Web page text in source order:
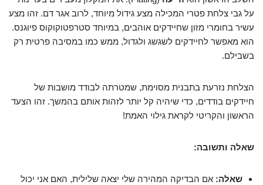
על גבי צלחת פטרי המכילה מצע גידול מיוחד, לרוב אגר דם. זהו מצע
עשיר בחומרי מזון שחיידקים אוהבים, במיוחד סטרפטוקוקוס פיוגנס.
הוא מאפשר לחיידקים לשגשג ולגדול, ממש כמו במסיבה פרטית רק
בשבילם.
הצלחת נזרעת בתבנית מסוימת, שמטרתה לבודד מושבות של
חיידקים בודדים, כדי שיהיה קל יותר לזהות אותם בהמשך. זהו הצעד
הראשון והקריטי לקראת גילוי האמת!
שאלה ותשובה:
שאלה: אם הבדיקה המהירה שלי יצאה שלילית, האם אני יכול